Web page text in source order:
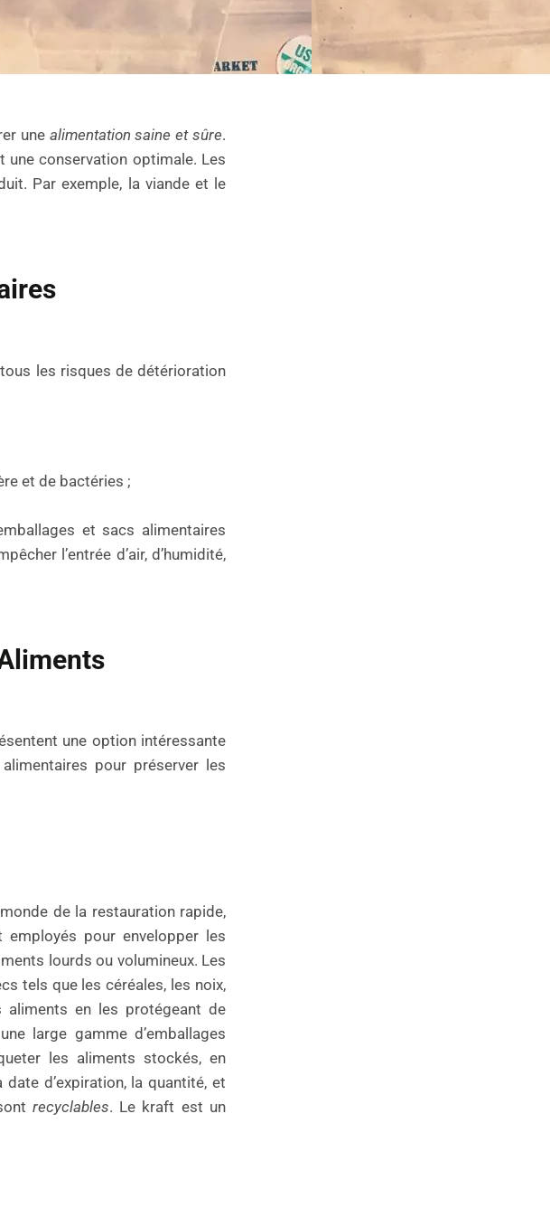
une alimentation saine et sûre.
une conservation optimale. Les
Par exemple, la viande et le
les risques de détérioration
et de bactéries ;
et sacs alimentaires
l’entrée d’air, d’humidité,
une option intéressante
pour préserver les
de la restauration rapide,
pour envelopper les
lourds ou volumineux. Les
tels que les céréales, les noix,
en les protégeant de
large gamme d’emballages
les aliments stockés, en
d’expiration, la quantité, et
recyclables. Le kraft est un